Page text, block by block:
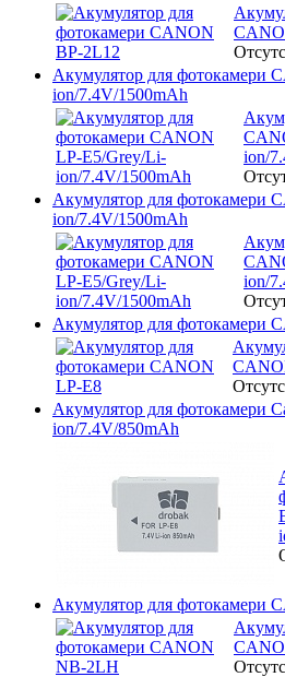
Акумулятор для фотокамери
ion/7.4V/1500mAh
ion/
Акумулятор для фотокамери
ion/7.4V/1500mAh
ion/
Акумулятор для фотокамери
Акумулятор для фотокамери
ion/7.4V/850mAh
Акумулятор для фотокамери